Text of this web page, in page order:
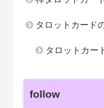
タロットカード
タロットカー
follow